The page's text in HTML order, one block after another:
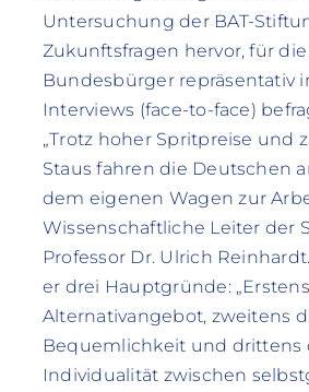
Untersuchung der BAT-
Zukunftsfragen hervor, für
Bundesbürger repräsentativ
Interviews (face-to-face)
„Trotz hoher Spritpreise und
Staus fahren die Deutschen
dem eigenen Wagen zur
Wissenschaftliche Leiter der
Professor Dr. Ulrich
er drei Hauptgründe:
Alternativangebot, zweitens
Bequemlichkeit und drittens
Individualität zwischen